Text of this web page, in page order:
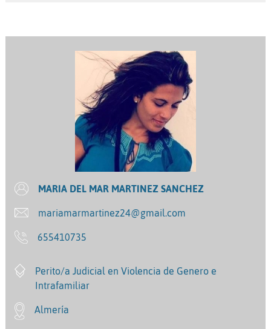
MARIA DEL MAR MARTINEZ SANCHEZ
mariamarmartinez24@gmail.com
655410735
Perito/a Judicial en Violencia de Genero e
Intrafamiliar
Almería